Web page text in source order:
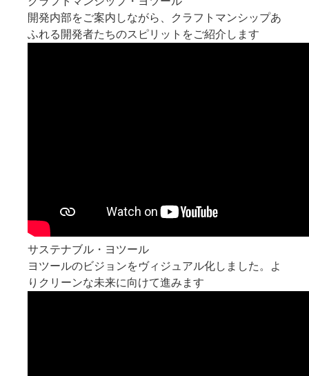
開発内部をご案内しながら、クラフトマンシップあ
ふれる開発者たちのスピリットをご紹介します
サステナブル・ヨツール
ヨツールのビジョンをヴィジュアル化しました。よ
りクリーンな未来に向けて進みます